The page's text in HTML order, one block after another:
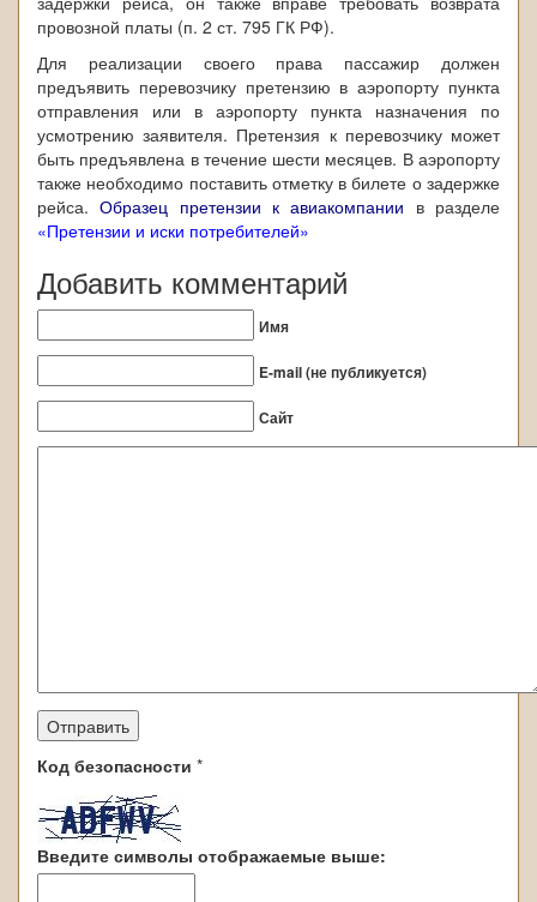
провозной платы (п. 2 ст. 795 ГК РФ).
Для реализации своего права пассажир должен
предъявить перевозчику претензию в аэропорту пункта
отправления или в аэропорту пункта назначения по
усмотрению заявителя. Претензия к перевозчику может
быть предъявлена в течение шести месяцев. В аэропорту
также необходимо поставить отметку в билете о задержке
рейса.Образец претензии к авиакомпании в разделе
«Претензии и иски потребителей»
Добавить комментарий
Имя
E-mail (не публикуется)
Сайт
Код безопасности *
Введите символы отображаемые выше: